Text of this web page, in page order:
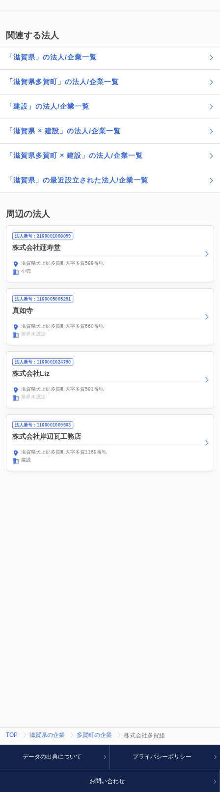
関連する法人
「滋賀県」の法人/企業一覧
「滋賀県多賀町」の法人/企業一覧
「建設」の法人/企業一覧
「滋賀県 × 建設」の法人/企業一覧
「滋賀県多賀町 × 建設」の法人/企業一覧
「滋賀県」の最近設立された法人/企業一覧
周辺の法人
法人番号：2160001008099
株式会社莚寿堂
滋賀県犬上郡多賀町大字多賀599番地
小売
法人番号：1160005005291
真如寺
滋賀県犬上郡多賀町大字多賀660番地
業界未設定
法人番号：1160001024790
株式会社Liz
滋賀県犬上郡多賀町大字多賀591番地
業界未設定
法人番号：1160001009503
株式会社岸辺瓦工務店
滋賀県犬上郡多賀町大字多賀1169番地
建設
TOP 滋賀県の企業 多賀町の企業 株式会社多賀組
データの出典について プライバシーポリシー
お問い合わせ